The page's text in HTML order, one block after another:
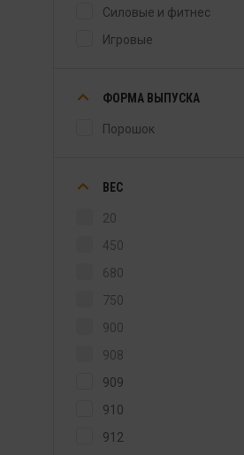
Силовые и фитнес
Игровые
ФОРМА ВЫПУСКА
Порошок
ВЕС
20
450
680
750
900
908
909
910
912